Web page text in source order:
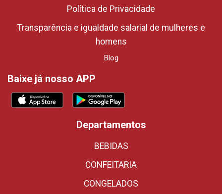
Política de Privacidade
Transparência e igualdade salarial de mulheres e
homens
Blog
Baixe já nosso APP
Departamentos
BEBIDAS
CONFEITARIA
CONGELADOS